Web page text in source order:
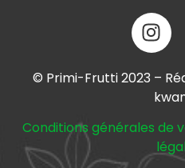
© Primi-Frutti 2023 –
Conditions générales de